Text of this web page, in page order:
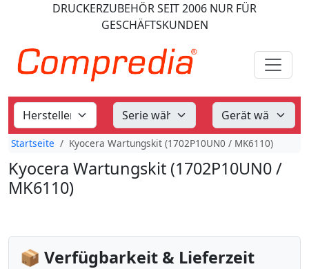
DRUCKERZUBEHÖRSEIT 2006 NUR FÜR
GESCHÄFTSKUNDEN
Startseite Kyocera Wartungskit (1702P10UN0 / MK6110)
Kyocera Wartungskit (1702P10UN0 /
MK6110)
📦 Verfügbarkeit & Lieferzeit